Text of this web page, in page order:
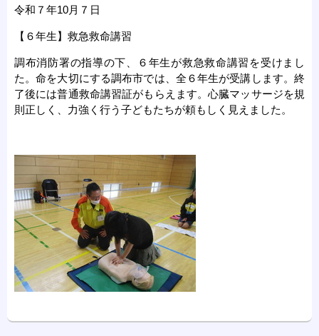
令和７年10月７日
【６年生】救急救命講習
調布消防署の指導の下、６年生が救急救命講習を受けまし
た。命を大切にする調布市では、全６年生が受講します。終
了後には普通救命講習証がもらえます。心臓マッサージを規
則正しく、力強く行う子どもたちが頼もしく見えました。